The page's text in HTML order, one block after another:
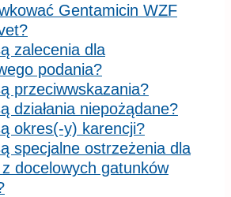
Gentamicin WZF
zalecenia dla
podania?
przeciwwskazania?
działania niepożądane?
okres(-y) karencji?
specjalne ostrzeżenia dla
docelowych gatunków